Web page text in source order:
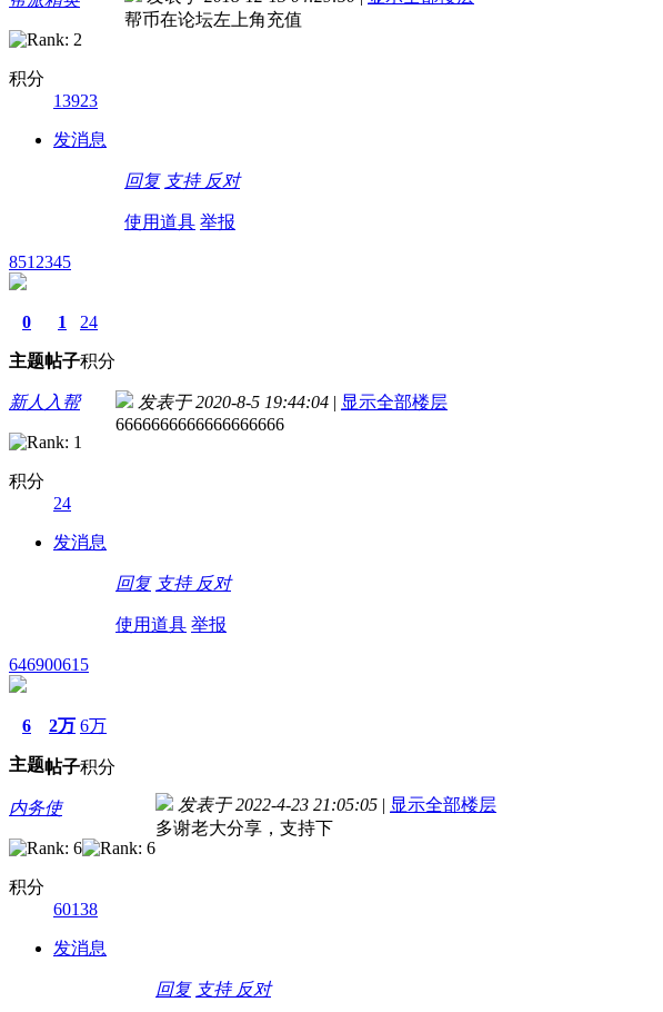
积分
13923
发消息
帮币在论坛左上角充值
回复 支持 反对
使用道具 举报
8512345
0
主题
1
帖子
24
积分
新人入帮
积分
24
发消息
发表于 2020-8-5 19:44:04 | 显示全部楼层
6666666666666666666
回复 支持 反对
使用道具 举报
646900615
6
主题
2万
帖子
6万
积分
内务使
积分
60138
发消息
发表于 2022-4-23 21:05:05 | 显示全部楼层
多谢老大分享，支持下
回复 支持 反对